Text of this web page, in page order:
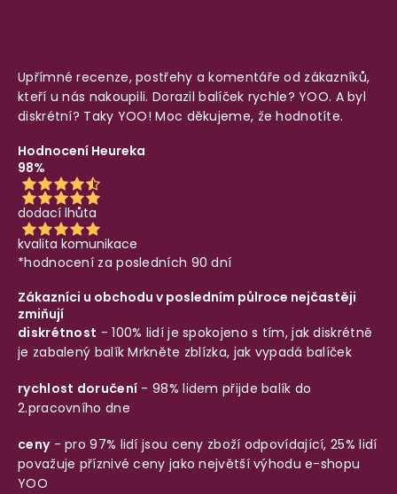
Upřímné recenze, postřehy a komentáře od zákazníků,
kteří u nás nakoupili. Dorazil balíček rychle? YOO. A byl
diskrétní? Taky YOO! Moc děkujeme, že hodnotíte.
Hodnocení Heureka
98%
dodací lhůta
kvalita komunikace
*hodnocení za posledních 90 dní
Zákazníci u obchodu v posledním půlroce nejčastěji
zmiňují
diskrétnost - 100% lidí je spokojeno s tím, jak diskrétně
je zabalený balíkMrkněte zblízka, jak vypadá balíček
rychlost doručení - 98% lidem přijde balík do
2.pracovního dne
ceny- pro 97% lidí jsou ceny zboží odpovídající, 25% lidí
považuje příznivé ceny jako největší výhodu e-shopu
YOO